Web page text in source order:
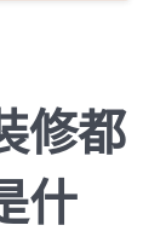
修都
什